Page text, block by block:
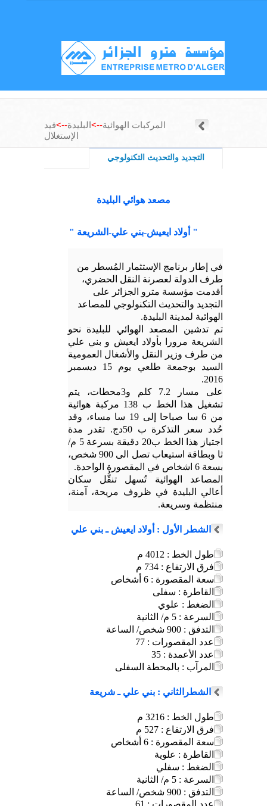
المركبات الهوائية-->البليدة-->قيد
الإستغلال
التجديد والتحديث التكنولوجي
مصعد هوائي البليدة
" أولاد ايعيش-بني علي-الشريعة "
في إطار برنامج الإستثمار المُسطر من
طرف الدولة لعصرنة النقل الحضري،
أقدمت مؤسسة مترو الجزائر على
التجديد والتحديث التكنولوجي للمصاعد
الهوائية لمدينة البليدة.
تم تدشين المصعد الهوائي للبليدة نحو
الشريعة مرورا بأولاد ايعيش و بني علي
من طرف وزير النقل والأشغال العمومية
السيد بوجمعة طلعي يوم 15 ديسمبر
2016.
على مسار 7.2 كلم و3محطات، يتم
تشغيل هذا الخط ب 138 مركبة هوائية
من 6 سا صباحا إلى 19 سا مساء، وقد
حُدد سعر التذكرة ب 50دج.
تقدر مدة
اجتياز هذا الخط ب20 دقيقة بسرعة 5 م/
ثا وبطاقة استيعاب تصل الى 900 شخص،
بسعة 6 اشخاص في المقصورة الواحدة.
المصاعد الهوائية تُسهل تنقُّل سكان
أعالي البليدة في ظروف مريحة، آمنة،
منتظمة وسريعة.
الشطر الأول : أولاد ايعيش ـ بني علي
طول الخط : 4012 م
فرق الارتفاع : 734 م
سعة المقصورة : 6 أشخاص
القاطرة : سفلى
الضغط : علوي
السرعة : 5 م/ الثانية
التدفق : 900 شخص/ الساعة
عدد المقصورات : 77
عدد الأعمدة : 35
المرآب : بالمحطة السفلى
الشطرالثاني : بني علي ـ شريعة
طول الخط : 3216 م
فرق الارتفاع : 527 م
سعة المقصورة : 6 أشخاص
القاطرة : علوية
الضغط : سفلي
السرعة : 5 م/ الثانية
التدفق : 900 شخص/ الساعة
عدد المقصورات : 61